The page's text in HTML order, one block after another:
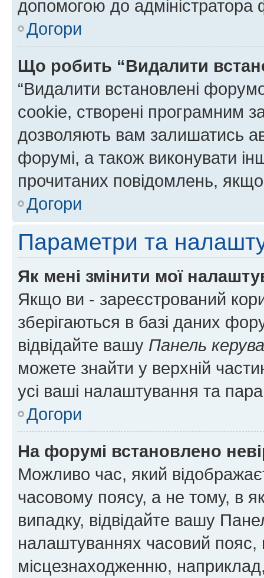
допомогою до адміністратора
Догори
Що робить “Видалити
“Видалити встановлені
cookie, створені програмним
дозволяють вам залишатись
форумі, а також виконувати
прочитаних повідомлень,
Догори
Параметри та
Як мені змінити мої
Якщо ви - зареєстрований
зберігаються в базі даних
відвідайте вашу Панель
можете знайти у верхній
усі ваші налаштування та
Догори
На форумі встановлено
Можливо час, який
часовому поясу, а не тому, в
випадку, відвідайте вашу
налаштуваннях часовий пояс,
місцезнаходженню,